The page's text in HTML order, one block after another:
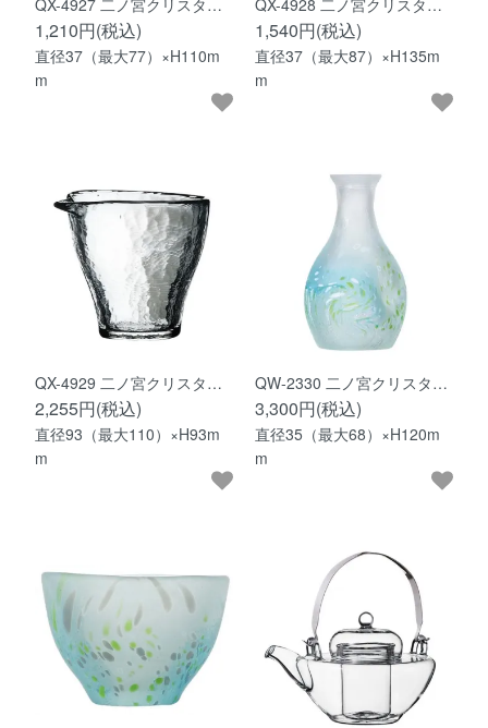
1,210円(税込)
直径37（最大77）×H110m
m
1,540円(税込)
直径37（最大87）×H135m
m
QX-4929 二ノ宮クリスタ…
2,255円(税込)
直径93（最大110）×H93m
m
QW-2330 二ノ宮クリスタ…
3,300円(税込)
直径35（最大68）×H120m
m